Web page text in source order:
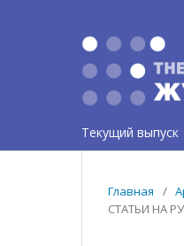
Текущий выпуск
Главная /
СТАТЬИ НА